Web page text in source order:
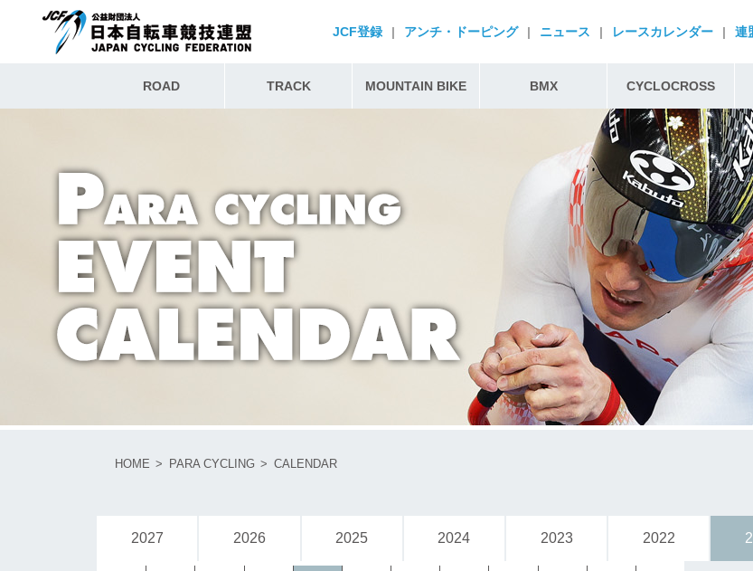
JCF登録 | アンチ・ドーピング | ニュース | レースカレンダー | 連
ROAD TRACK MOUNTAIN BIKE BMX CYCLOCROSS
HOME PARA CYCLING CALENDAR
2027 2026 2025 2024 2023 2022